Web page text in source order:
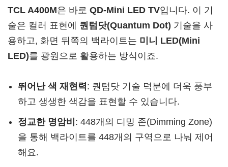
TCL A400M은 바로 QD-Mini LED TV입니다. 이 기
술은 컬러 표현에 퀀텀닷(Quantum Dot) 기술을 사
용하고, 화면 뒤쪽의 백라이트는 미니 LED(Mini
LED)를 광원으로 활용하는 방식이죠.
뛰어난 색 재현력 : 퀀텀닷 기술 덕분에 더욱 풍부
하고 생생한 색감을 표현할 수 있습니다.
정교한 명암비 : 448개의 디밍 존(Dimming Zone)
을 통해 백라이트를 448개의 구역으로 나눠 제어
해요.